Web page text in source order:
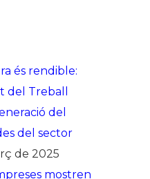
és rendible:
del Treball
del
del sector
de 2025
mostren